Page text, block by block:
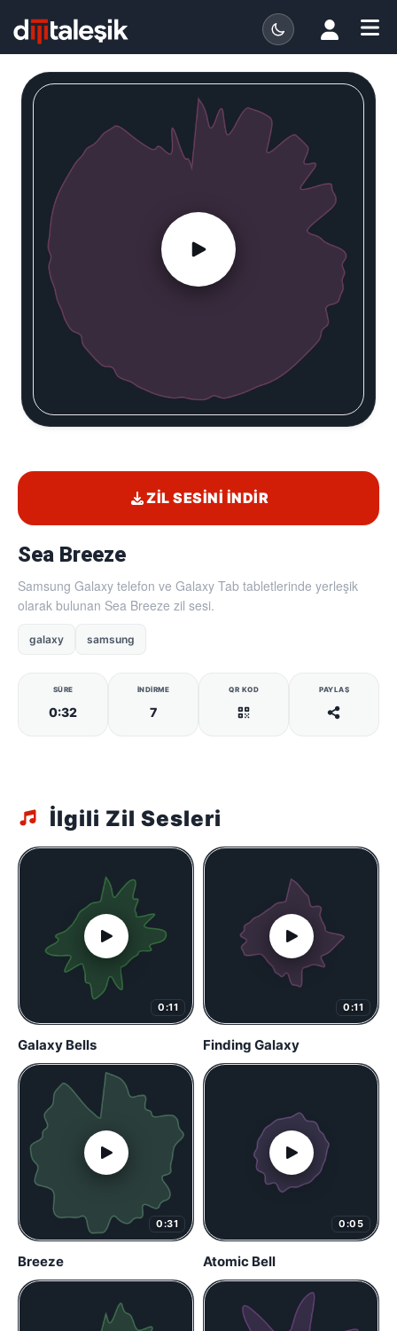
Sea Breeze
Samsung Galaxy telefon ve Galaxy Tab tabletlerinde yerleşik
olarak bulunan Sea Breeze zil sesi.
galaxy samsung
SÜRE
0:32
İNDIRME
7
QR KOD PAYLAŞ
ZIL SESINI İNDIR
İlgili Zil Sesleri
0:11
Galaxy Bells
0:11
Finding Galaxy
0:31
Breeze
0:05
Atomic Bell